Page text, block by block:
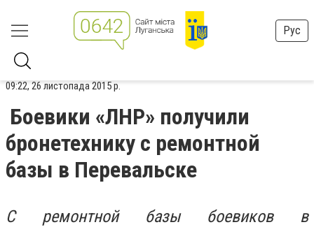
Рус
09:22, 26 листопада 2015 р.
Боевики «ЛНР» получили
бронетехнику с ремонтной
базы в Перевальске
С ремонтной базы боевиков в